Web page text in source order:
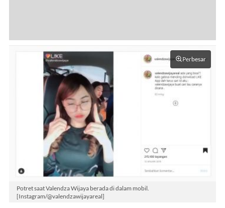
Perbesar
Potret saat Valendza Wijaya berada di dalam mobil.
[Instagram/@valendzawijayareal]